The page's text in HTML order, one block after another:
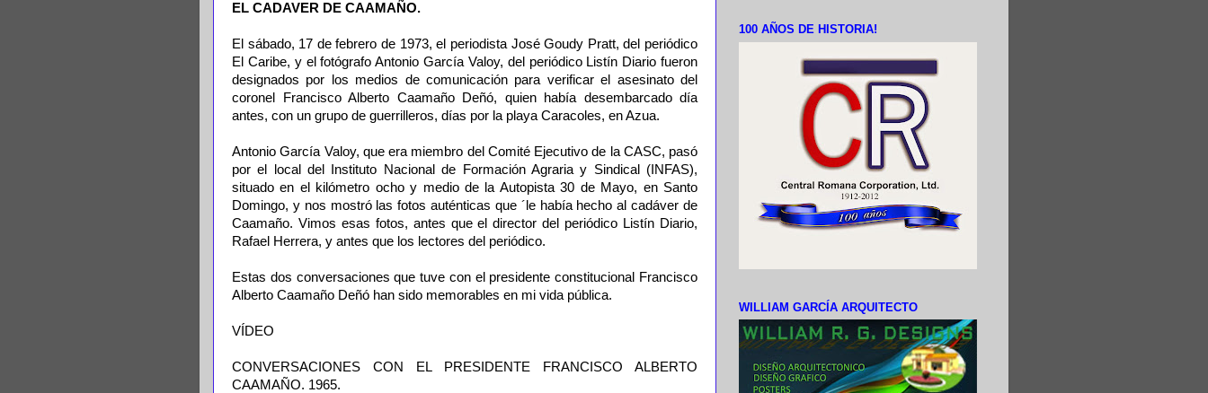
EL CADAVER DE CAAMAÑO.
El sábado, 17 de febrero de 1973, el periodista José Goudy Pratt, del periódico
El Caribe, y el fotógrafo Antonio García Valoy, del periódico Listín Diario fueron
designados por los medios de comunicación para verificar el asesinato del
coronel Francisco Alberto Caamaño Deñó, quien había desembarcado día
antes, con un grupo de guerrilleros, días por la playa Caracoles, en Azua.
Antonio García Valoy, que era miembro del Comité Ejecutivo de la CASC, pasó
por el local del Instituto Nacional de Formación Agraria y Sindical (INFAS),
situado en el kilómetro ocho y medio de la Autopista 30 de Mayo, en Santo
Domingo, y nos mostró las fotos auténticas que ´le había hecho al cadáver de
Caamaño. Vimos esas fotos, antes que el director del periódico Listín Diario,
Rafael Herrera, y antes que los lectores del periódico.
Estas dos conversaciones que tuve con el presidente constitucional Francisco
Alberto Caamaño Deñó han sido memorables en mi vida pública.
VÍDEO
CONVERSACIONES CON EL PRESIDENTE FRANCISCO ALBERTO
CAAMAÑO. 1965.
100 AÑOS DE HISTORIA!
WILLIAM GARCÍA ARQUITECTO